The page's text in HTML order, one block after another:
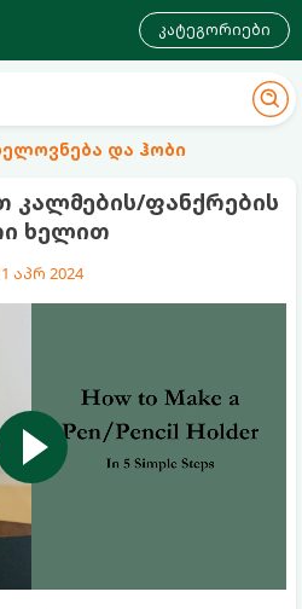
კატეგორიები
და ჰობი
ფანქრების
ხელით
აპრ 2024